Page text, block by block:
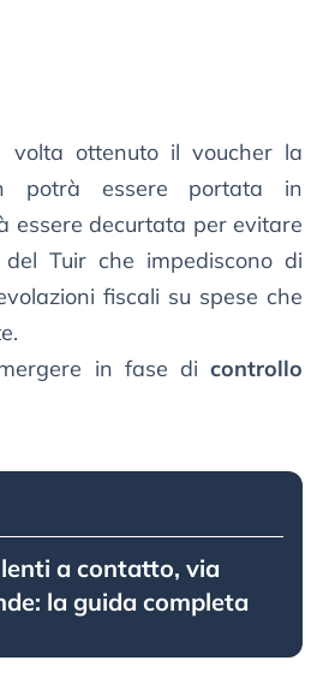
volta ottenuto il voucher la
potrà essere portata in
essere decurtata per evitare
Tuir che impediscono di
fiscali su spese che
in fase di controllo
a contatto, via
la guida completa